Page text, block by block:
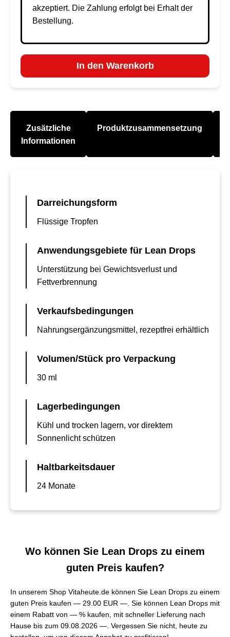
akzeptiert. Die Zahlung erfolgt bei Erhalt der
Bestellung.
In den Warenkorb
Zusätzliche
Informationen
Produktzusammensetzung
Darreichungsform
Flüssige Tropfen
Anwendungsgebiete für Lean Drops
Unterstützung bei Gewichtsverlust und
Fettverbrennung
Verkaufsbedingungen
Nahrungsergänzungsmittel, rezeptfrei erhältlich
Volumen/Stück pro Verpackung
30 ml
Lagerbedingungen
Kühl und trocken lagern, vor direktem
Sonnenlicht schützen
Haltbarkeitsdauer
24 Monate
Wo können Sie Lean Drops zu einem
guten Preis kaufen?
In unserem Shop Vitaheute.de können Sie Lean Drops zu einem
guten Preis kaufen — 29.00 EUR — . Sie können Lean Drops mit
einem Rabatt von — % kaufen, mit schneller Lieferung nach
Hause bis zum 09.08.2026 —. Vergessen Sie nicht, heute zu